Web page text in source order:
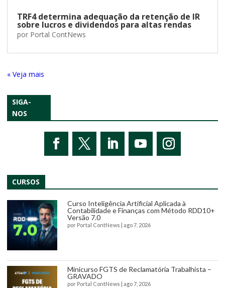
TRF4 determina adequação da retenção de IR
sobre lucros e dividendos para altas rendas
por Portal ContNews
« Entradas Antigas
SIGA-
NOS
CURSOS
Curso Inteligência Artificial Aplicada à
Contabilidade e Finanças com Método RDD10+
Versão 7.0
por Portal ContNews ago 7, 2026
Minicurso FGTS de Reclamatória Trabalhista –
GRAVADO
por Portal ContNews ago 7, 2026